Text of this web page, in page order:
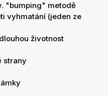
"bumping" metodě
vyhmatání (jeden ze
životnost
strany